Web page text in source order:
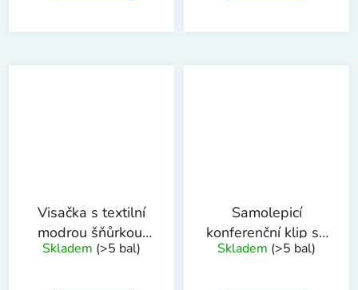
Visačka s textilní
modrou šňůrkou,
55 x 90 mm,50ks
Skladem (>5 bal)
Samolepicí
konferenční klip se
špendlíkem - 100
Skladem (>5 bal)